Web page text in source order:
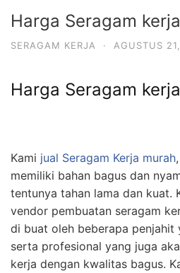
Harga Seragam
SERAGAM KERJA · AGUSTUS
Harga Seragam
Kami jual Seragam Kerja murah
memiliki bahan bagus dan
tentunya tahan lama dan kuat.
vendor pembuatan seragam
di buat oleh beberapa penjahit
serta profesional yang juga
kerja dengan kwalitas bagus.